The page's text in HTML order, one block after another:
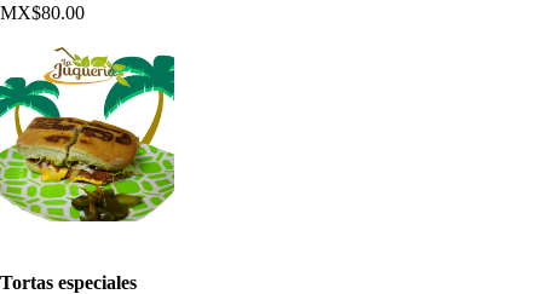
MX$80.00
Tortas especiales